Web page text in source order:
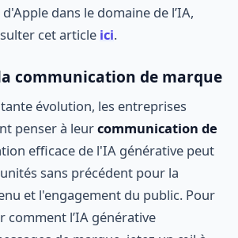
dans le domaine de l’IA,
cet article ici.
communication de marque
évolution, les entreprises
penser à leurcommunication de
efficace de l'IA générative peut
sans précédent pour la
et l'engagement du public. Pour
comment l’IA générative